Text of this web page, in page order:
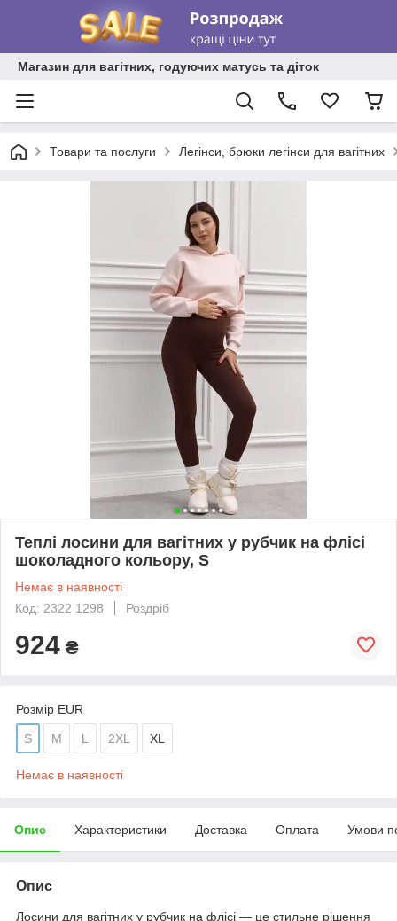
Магазин для вагітних, годуючих матусь та діток
Товари та послуги Легінси, брюки легінси для вагітних
Теплі лосини для вагітних у рубчик на флісі
шоколадного кольору, S
Немає в наявності
Код: 2322 1298
Роздріб
924 ₴
Розмір EUR
S M L 2XL XL
Немає в наявності
Опис Характеристики Доставка Оплата Умови
Опис
Лосини для вагітних у рубчик на флісі — це стильне рішення